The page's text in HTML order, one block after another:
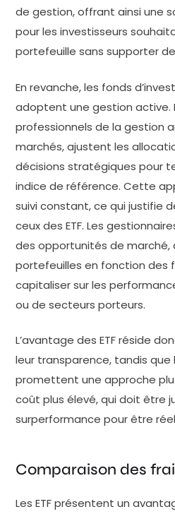
de gestion, offrant ainsi une
pour les investisseurs
portefeuille sans supporter
En revanche, les fonds
adoptent une gestion active.
professionnels de la gestion
marchés, ajustent les
décisions stratégiques pour
indice de référence. Cette
suivi constant, ce qui justifie
ceux des ETF. Les
des opportunités de marché,
portefeuilles en fonction des
capitaliser sur les
ou de secteurs porteurs.
L’avantage des ETF réside
leur transparence, tandis
promettent une approche
coût plus élevé, qui doit être
surperformance pour être
Comparaison des
Les ETF présentent un